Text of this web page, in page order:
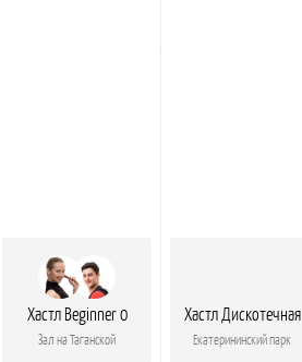
Хастл Beginner 0
Зал на Таганской
Хастл Дискотечная
Екатерининский парк